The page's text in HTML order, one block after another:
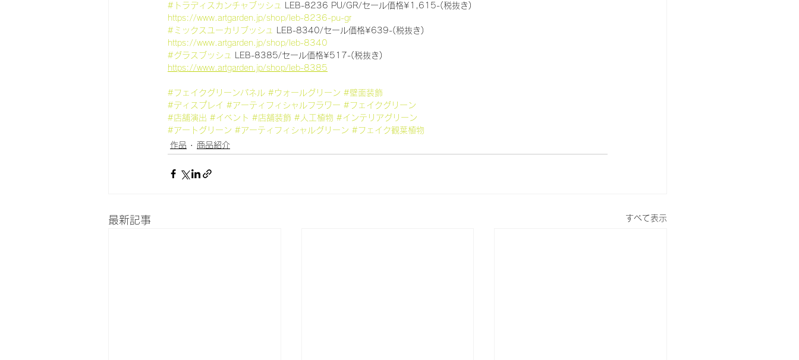
#トラディスカンチャブッシュ
LEB-8236 PU/GR/セール価格¥1,615-(税抜き)
https://www.artgarden.jp/shop/leb-8236-pu-gr
#ミックスユーカリブッシュ
LEB-8340/セール価格¥639-(税抜き)
https://www.artgarden.jp/shop/leb-8340
#グラスブッシュ
LEB-8385/セール価格¥517-(税抜き)
https://www.artgarden.jp/shop/leb-8385
#フェイクグリーンパネル #ウォールグリーン #壁面装飾
#ディスプレイ #アーティフィシャルフラワー #フェイクグリーン
#店舗演出 #イベント #店舗装飾 #人工植物 #インテリアグリーン
#アートグリーン #アーティフィシャルグリーン #フェイク観葉植物
作品
商品紹介
最新記事 すべて表示